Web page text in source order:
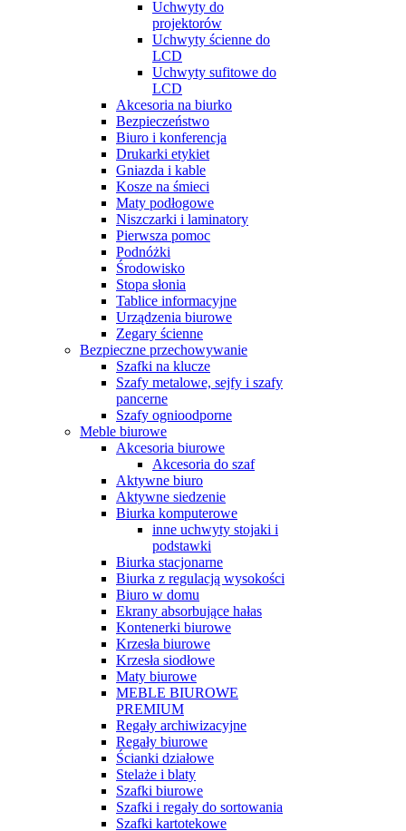
Uchwyty do
projektorów
Uchwyty ścienne do
LCD
Uchwyty sufitowe do
LCD
Akcesoria na biurko
Bezpieczeństwo
Biuro i konferencja
Drukarki etykiet
Gniazda i kable
Kosze na śmieci
Maty podłogowe
Niszczarki i laminatory
Pierwsza pomoc
Podnóżki
Środowisko
Stopa słonia
Tablice informacyjne
Urządzenia biurowe
Zegary ścienne
Bezpieczne przechowywanie
Szafki na klucze
Szafy metalowe, sejfy i szafy
pancerne
Szafy ognioodporne
Meble biurowe
Akcesoria biurowe
Akcesoria do szaf
Aktywne biuro
Aktywne siedzenie
Biurka komputerowe
inne uchwyty stojaki i
podstawki
Biurka stacjonarne
Biurka z regulacją wysokości
Biuro w domu
Ekrany absorbujące hałas
Kontenerki biurowe
Krzesła biurowe
Krzesła siodłowe
Maty biurowe
MEBLE BIUROWE
PREMIUM
Regały archiwizacyjne
Regały biurowe
Ścianki działowe
Stelaże i blaty
Szafki biurowe
Szafki i regały do sortowania
Szafki kartotekowe